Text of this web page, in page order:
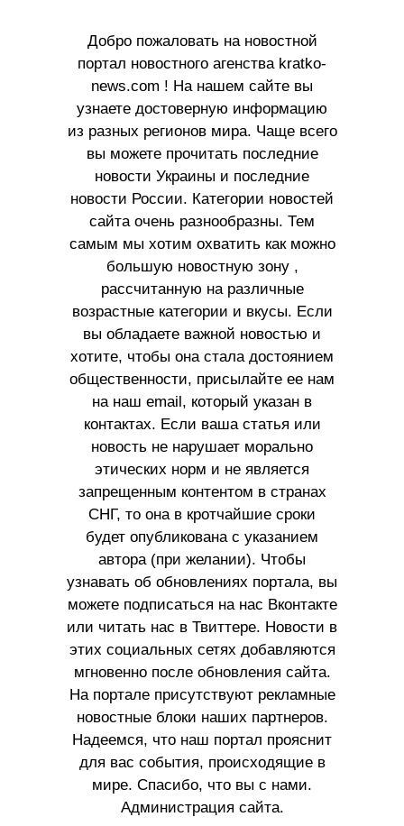
Добро пожаловать на новостной
портал новостного агенства kratko-
news.com ! На нашем сайте вы
узнаете достоверную информацию
из разных регионов мира. Чаще всего
вы можете прочитать последние
новости Украины и последние
новости России. Категории новостей
сайта очень разнообразны. Тем
самым мы хотим охватить как можно
большую новостную зону ,
рассчитанную на различные
возрастные категории и вкусы. Если
вы обладаете важной новостью и
хотите, чтобы она стала достоянием
общественности, присылайте ее нам
на наш email, который указан в
контактах. Если ваша статья или
новость не нарушает морально
этических норм и не является
запрещенным контентом в странах
СНГ, то она в кротчайшие сроки
будет опубликована с указанием
автора (при желании). Чтобы
узнавать об обновлениях портала, вы
можете подписаться на нас Вконтакте
или читать нас в Твиттере. Новости в
этих социальных сетях добавляются
мгновенно после обновления сайта.
На портале присутствуют рекламные
новостные блоки наших партнеров.
Надеемся, что наш портал прояснит
для вас события, происходящие в
мире. Спасибо, что вы с нами.
Администрация сайта.